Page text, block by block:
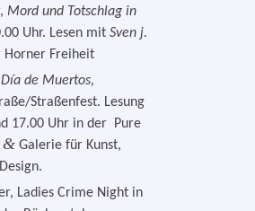
Mord und Totschlag in
Uhr. Lesen mitSven j.
Horner Freiheit
Día de Muertos,
Straßenfest. Lesung
17.00 Uhr in der Pure
& Galerie für Kunst,
Ladies Crime Night in